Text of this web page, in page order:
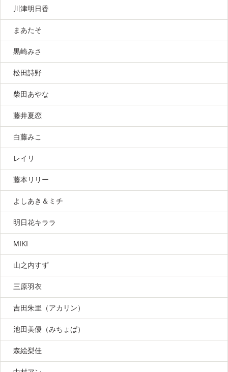
川津明日香
まあたそ
黒崎みさ
松田詩野
柴田あやな
藤井夏恋
白藤みこ
レイリ
藤本リリー
よしあき＆ミチ
明日花キララ
MIKI
山之内すず
三原羽衣
吉田朱里（アカリン）
池田美優（みちょぱ）
森絵梨佳